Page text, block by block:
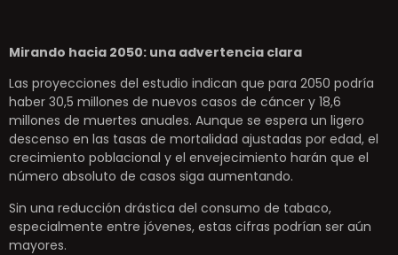
Mirando hacia 2050: una advertencia clara
Las proyecciones del estudio indican que para 2050 podría
haber 30,5 millones de nuevos casos de cáncer y 18,6
millones de muertes anuales. Aunque se espera un ligero
descenso en las tasas de mortalidad ajustadas por edad, el
crecimiento poblacional y el envejecimiento harán que el
número absoluto de casos siga aumentando.
Sin una reducción drástica del consumo de tabaco,
especialmente entre jóvenes, estas cifras podrían ser aún
mayores.